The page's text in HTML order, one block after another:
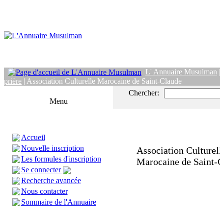
L' Annuaire Musulman
prière | Association Culturelle Marocaine de Saint-Claude
Menu
Accueil
Nouvelle inscription
Les formules d'inscription
Se connecter
Recherche avancée
Nous contacter
Sommaire de l'Annuaire
Chercher:
Association
Marocaine de Saint-